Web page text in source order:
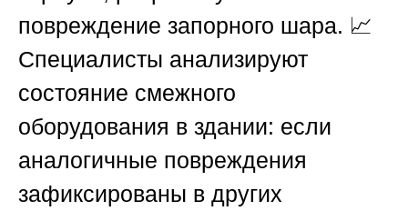
повреждение запорного шара. 📈
Специалисты анализируют
состояние смежного
оборудования в здании: если
аналогичные повреждения
зафиксированы в других